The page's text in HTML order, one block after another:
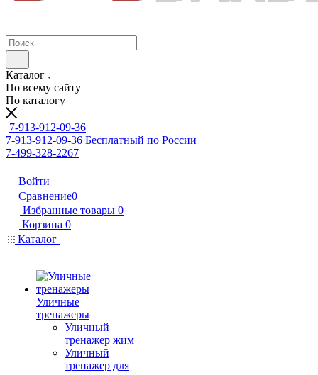
Каталог
По всему сайту
По каталогу
7-913-912-09-36
7-913-912-09-36 Бесплатный по России
7-499-328-2267
Войти
Сравнение0
Избранные товары 0
Корзина 0
Каталог
Уличные
тренажеры
Уличный
тренажер жим
Уличный
тренажер для